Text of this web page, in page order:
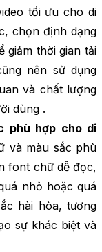
tối ưu cho di
chọn định dạng
giảm thời gian tải
nên sử dụng
và chất lượng
dùng .
phù hợp cho di
và màu sắc phù
font chữ dễ đọc,
nhỏ hoặc quá
hài hòa, tương
sự khác biệt và